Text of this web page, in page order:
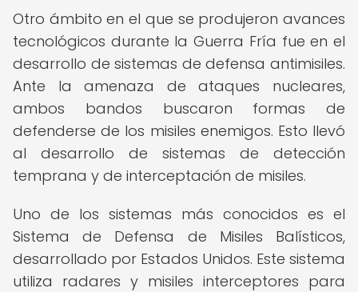
Otro ámbito en el que se produjeron avances
tecnológicos durante la Guerra Fría fue en el
desarrollo de sistemas de defensa antimisiles.
Ante la amenaza de ataques nucleares,
ambos bandos buscaron formas de
defenderse de los misiles enemigos. Esto llevó
al desarrollo de sistemas de detección
temprana y de interceptación de misiles.
Uno de los sistemas más conocidos es el
Sistema de Defensa de Misiles Balísticos,
desarrollado por Estados Unidos. Este sistema
utiliza radares y misiles interceptores para